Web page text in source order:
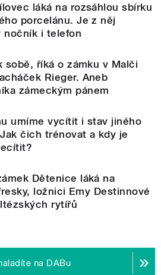
láká na rozsáhlou sbírku
porcelánu. Je z něj
nočník i telefon
sobě, říká o zámku v Malči
Rieger. Aneb
zámeckým pánem
umíme vycítit i stav jiného
čich trénovat a kdy je
Dětenice láká na
ložnici Emy Destinnové
rytířů
na DABu